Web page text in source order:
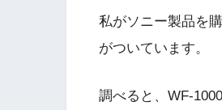
私がソニー製品を
がついています。
調べると、WF-